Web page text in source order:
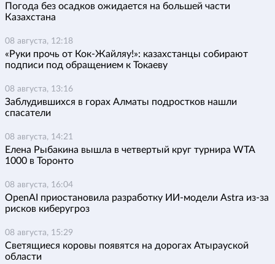
Погода без осадков ожидается на большей части
Казахстана
08 августа, 12:18
«Руки прочь от Кок-Жайляу!»: казахстанцы собирают
подписи под обращением к Токаеву
08 августа, 13:16
Заблудившихся в горах Алматы подростков нашли
спасатели
08 августа, 14:21
Елена Рыбакина вышла в четвертый круг турнира WTA
1000 в Торонто
08 августа, 16:04
OpenAI приостановила разработку ИИ-модели Astra из-за
рисков киберугроз
08 августа, 15:29
Светящиеся коровы появятся на дорогах Атырауской
области